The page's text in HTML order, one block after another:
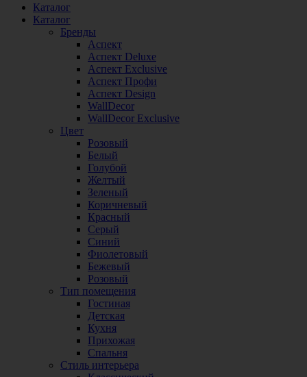
Каталог
Каталог
Бренды
Аспект
Аспект Deluxe
Аспект Exclusive
Аспект Профи
Аспект Design
WallDecor
WallDecor Exclusive
Цвет
Розовый
Белый
Голубой
Желтый
Зеленый
Коричневый
Красный
Серый
Синий
Фиолетовый
Бежевый
Розовый
Тип помещения
Гостиная
Детская
Кухня
Прихожая
Спальня
Стиль интерьера